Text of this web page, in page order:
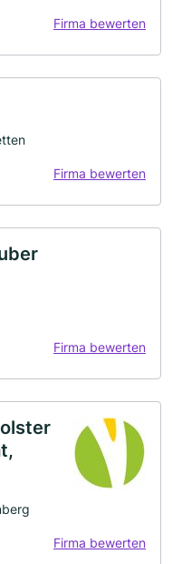
Firma bewerten
Firma bewerten
Firma bewerten
Firma bewerten